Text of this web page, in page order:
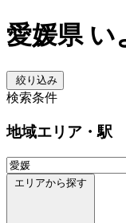
愛媛県 い
絞り込み
検索条件
地域エリア・駅
エリアから探す